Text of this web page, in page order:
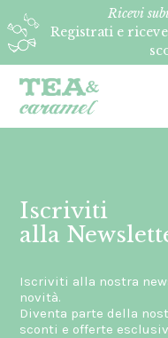
Ricevi
Registrati e
Iscriviti
alla
Iscriviti alla nostra
novità.
Diventa parte della
sconti e offerte